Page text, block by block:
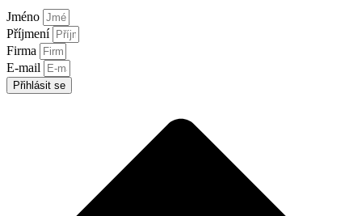
Jméno
Příjmení
Firma
E-mail
Přihlásit se